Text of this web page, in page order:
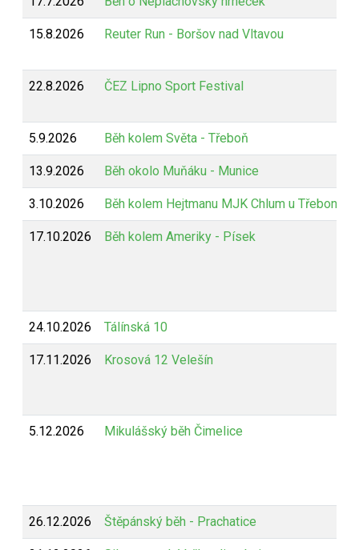
15.8.2026 Reuter Run - Boršov nad Vltavou
22.8.2026 ČEZ Lipno Sport Festival
5.9.2026 Běh kolem Světa - Třeboň
13.9.2026 Běh okolo Muňáku - Munice
3.10.2026 Běh kolem Hejtmanu MJK Chlum u Třeboně
17.10.2026 Běh kolem Ameriky - Písek
24.10.2026 Tálínská 10
17.11.2026 Krosová 12 Velešín
5.12.2026 Mikulášský běh Čimelice
26.12.2026 Štěpánský běh - Prachatice